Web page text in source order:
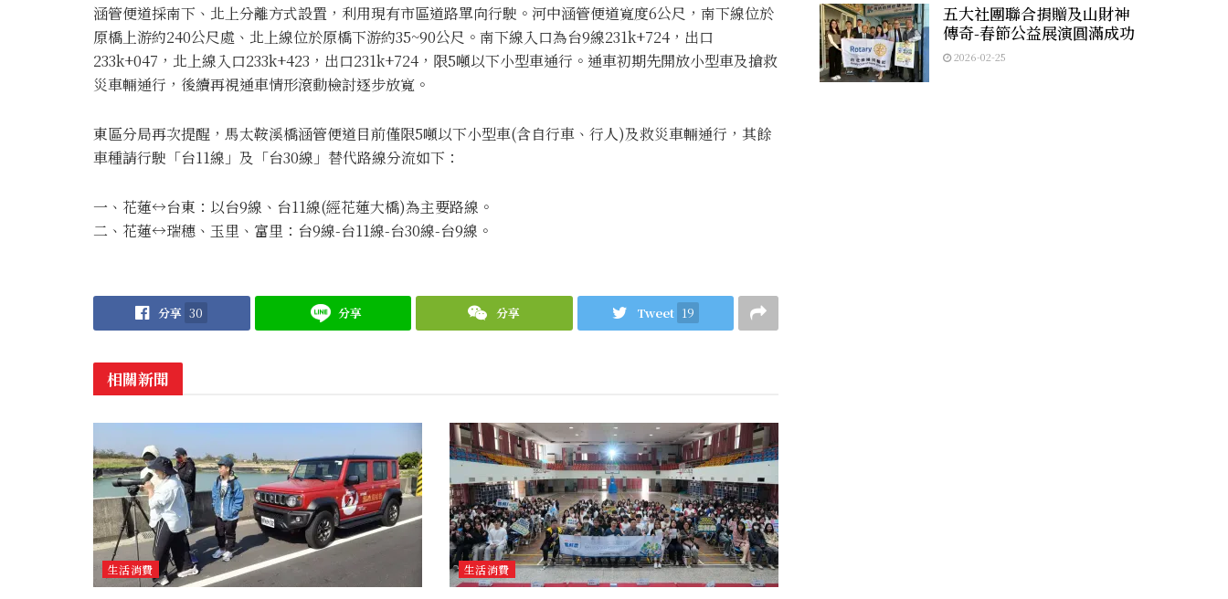
涵管便道採南下、北上分離方式設置，利用現有市區道路單向行駛。河中涵管便道寬度6公尺，南下線位於
原橋上游約240公尺處、北上線位於原橋下游約35~90公尺。南下線入口為台9線231k+724，出口
233k+047，北上線入口233k+423，出口231k+724，限5噸以下小型車通行。通車初期先開放小型車及搶救
災車輛通行，後續再視通車情形滾動檢討逐步放寬。
東區分局再次提醒，馬太鞍溪橋涵管便道目前僅限5噸以下小型車(含自行車、行人)及救災車輛通行，其餘
車種請行駛「台11線」及「台30線」替代路線分流如下：
一、花蓮↔台東：以台9線、台11線(經花蓮大橋)為主要路線。
二、花蓮↔瑞穗、玉里、富里：台9線-台11線-台30線-台9線。
分享 30 分享 分享 Tweet 19
相關新聞
生活消費 生活消費
五大社團聯合捐贈及山財神
傳奇-春節公益展演圓滿成功
2026-02-25